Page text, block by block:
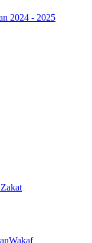
2024 - 2025